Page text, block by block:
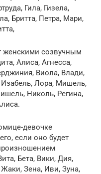
Гила, Гизела,
Бритта, Петра, Мари,
женскими созвучным
Алиса, Агнесса,
Виола, Влади,
Изабель, Лора, Мишель,
Николь, Регина,
девочке
если оно будет
Бета, Вики, Дия,
Зена, Иви, Зуна,